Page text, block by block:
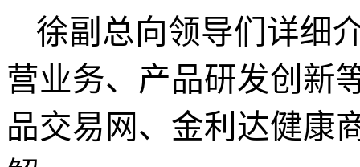
徐副总向领导们详细
营业务、产品研发创新
品交易网、金利达健康